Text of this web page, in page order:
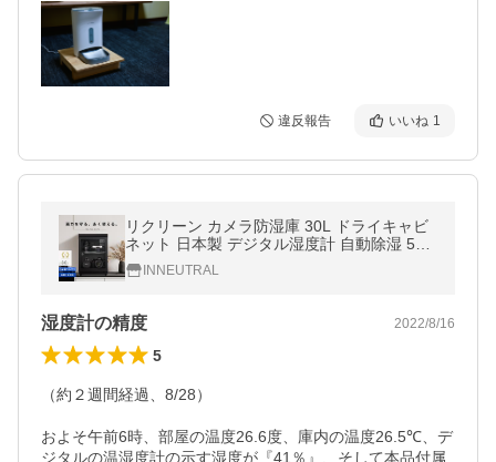
違反報告 いいね 1
リクリーン カメラ防湿庫 30L ドライキャビ
ネット 日本製 デジタル湿度計 自動除湿 5年
保証 防湿庫 日本品質 超高精度 カメラ カビ
対策INNEUTRAL
湿度計の精度 2022/8/16
5
（約２週間経過、8/28）
およそ午前6時、部屋の温度26.6度、庫内の温度26.5℃、デ
ジタルの温湿度計の示す湿度が『41％』、そして本品付属